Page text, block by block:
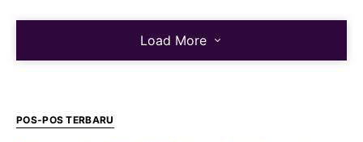
Load More
POS-POS TERBARU